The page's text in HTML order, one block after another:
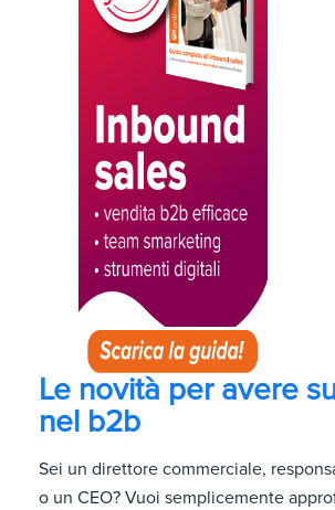
Le novità per avere
nel b2b
Sei un direttore commerciale,
o un CEO? Vuoi semplicemente